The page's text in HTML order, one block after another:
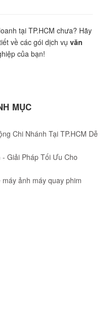
tại TP.HCM chưa? Hãy
về các gói dịch vụ văn
của bạn!
MỤC
Chi Nhánh Tại TP.HCM Dễ
Giải Pháp Tối Ưu Cho
ảnh máy quay phim